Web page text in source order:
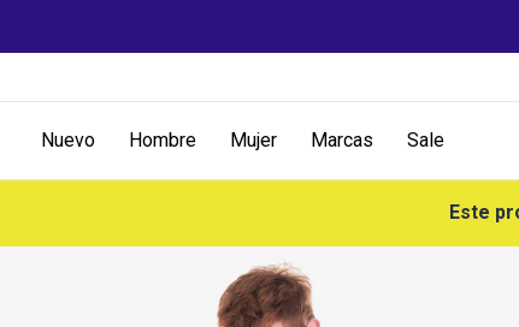
Nuevo Hombre Mujer Marcas Sale
Este